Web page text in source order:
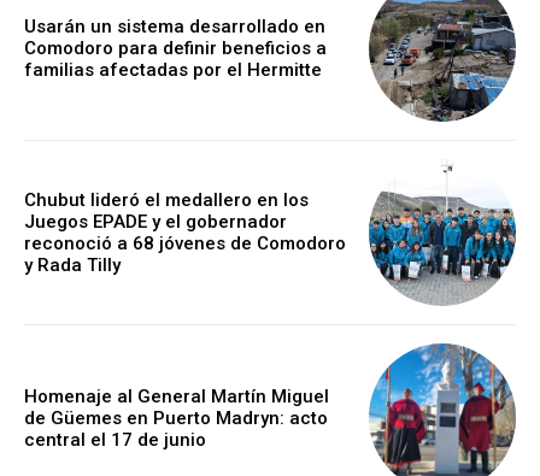
Usarán un sistema desarrollado en
Comodoro para definir beneficios a
familias afectadas por el Hermitte
Chubut lideró el medallero en los
Juegos EPADE y el gobernador
reconoció a 68 jóvenes de Comodoro
y Rada Tilly
Homenaje al General Martín Miguel
de Güemes en Puerto Madryn: acto
central el 17 de junio